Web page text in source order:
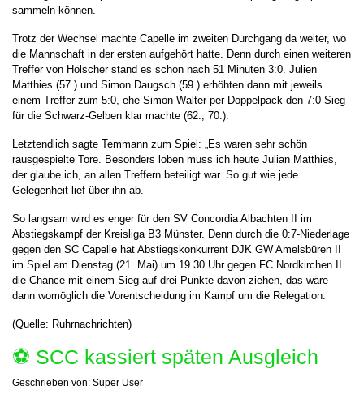
sammeln können.
Trotz der Wechsel machte Capelle im zweiten Durchgang da weiter, wo
die Mannschaft in der ersten aufgehört hatte. Denn durch einen weiteren
Treffer von Hölscher stand es schon nach 51 Minuten 3:0. Julien
Matthies (57.) und Simon Daugsch (59.) erhöhten dann mit jeweils
einem Treffer zum 5:0, ehe Simon Walter per Doppelpack den 7:0-Sieg
für die Schwarz-Gelben klar machte (62., 70.).
Letztendlich sagte Temmann zum Spiel: „Es waren sehr schön
rausgespielte Tore. Besonders loben muss ich heute Julian Matthies,
der glaube ich, an allen Treffern beteiligt war. So gut wie jede
Gelegenheit lief über ihn ab.
So langsam wird es enger für den SV Concordia Albachten II im
Abstiegskampf der Kreisliga B3 Münster. Denn durch die 0:7-Niederlage
gegen den SC Capelle hat Abstiegskonkurrent DJK GW Amelsbüren II
im Spiel am Dienstag (21. Mai) um 19.30 Uhr gegen FC Nordkirchen II
die Chance mit einem Sieg auf drei Punkte davon ziehen, das wäre
dann womöglich die Vorentscheidung im Kampf um die Relegation.
(Quelle: Ruhrnachrichten)
⚽️ SCC kassiert späten Ausgleich
Geschrieben von: Super User